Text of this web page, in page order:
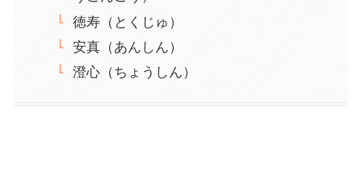
徳寿（とくじゅ）
安真（あんしん）
澄心（ちょうしん）